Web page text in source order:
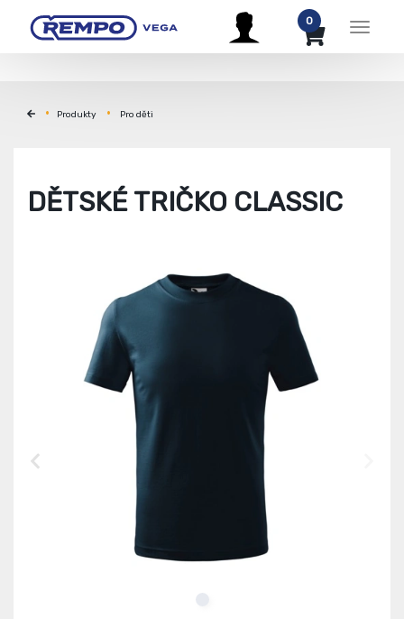
Menu
0
Produkty Pro děti
DĚTSKÉ TRIČKO CLASSIC